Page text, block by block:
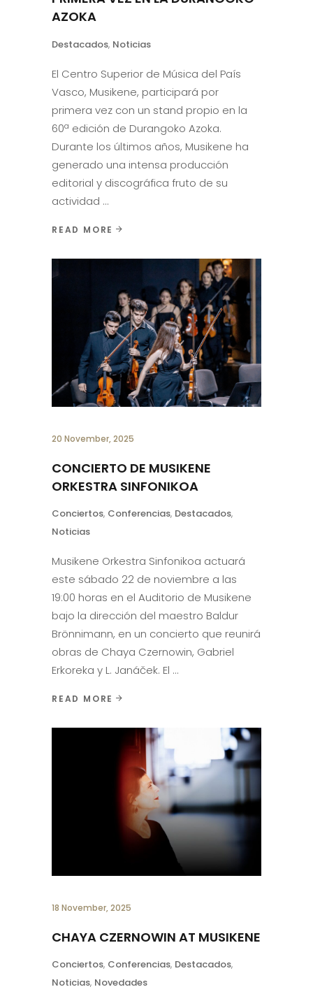
AZOKA
Destacados, Noticias
El Centro Superior de Música del País
Vasco, Musikene, participará por
primera vez con un stand propio en la
60ª edición de Durangoko Azoka.
Durante los últimos años, Musikene ha
generado una intensa producción
editorial y discográfica fruto de su
actividad
READ MORE
20 November, 2025
CONCIERTO DE MUSIKENE
ORKESTRA SINFONIKOA
Conciertos, Conferencias, Destacados,
Noticias
Musikene Orkestra Sinfonikoa actuará
este sábado 22 de noviembre a las
19:00 horas en el Auditorio de Musikene
bajo la dirección del maestro Baldur
Brönnimann, en un concierto que reunirá
obras de Chaya Czernowin, Gabriel
Erkoreka y L. Janáček. El
READ MORE
18 November, 2025
CHAYA CZERNOWIN AT MUSIKENE
Conciertos, Conferencias, Destacados,
Noticias, Novedades